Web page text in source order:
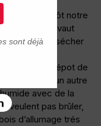
assez tôt notre
qu’il vaut
laisser bien sécher
maximum
à Reno Dépot de
de boulot et un autre
avec de la
veulent pas brûler,
d’allumage trés